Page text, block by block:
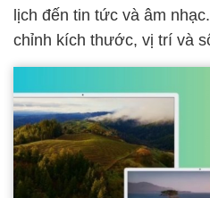
lịch đến tin tức và âm
chỉnh kích thước, vị trí và